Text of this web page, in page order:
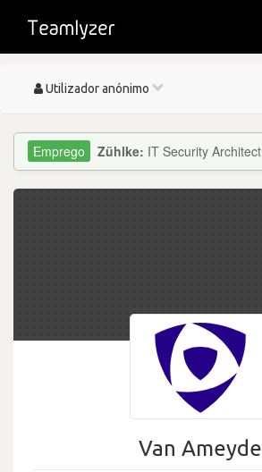
Toggle
Utilizador anónimo
Zühlke: IT Security Architect
Van Ameyde